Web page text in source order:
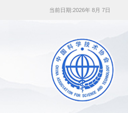
当前日期:2026年 8月 7日